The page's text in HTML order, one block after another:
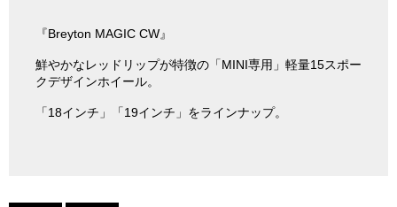
『Breyton MAGIC CW』
鮮やかなレッドリップが特徴の「MINI専用」軽量15スポー
クデザインホイール。
「18インチ」「19インチ」をラインナップ。